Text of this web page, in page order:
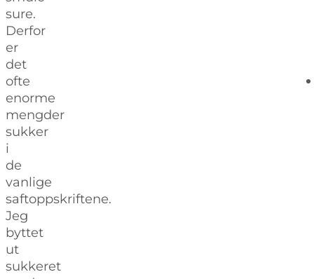
sure.
Derfor
er
det
ofte
enorme
mengder
sukker
i
de
vanlige
saftoppskriftene.
Jeg
byttet
ut
sukkeret